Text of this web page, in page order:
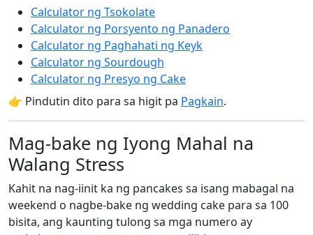
Calculator ng Tsokolate
Calculator ng Porsyento ng Panadero
Calculator ng Paghahati ng Keyk
Calculator ng Sourdough
Calculator ng Presyo ng Cake
👉 Pindutin dito para sa higit pa Pagkain.
Mag-bake ng Iyong Mahal na
Walang Stress
Kahit na nag-iinit ka ng pancakes sa isang mabagal na
weekend o nagbe-bake ng wedding cake para sa 100
bisita, ang kaunting tulong sa mga numero ay